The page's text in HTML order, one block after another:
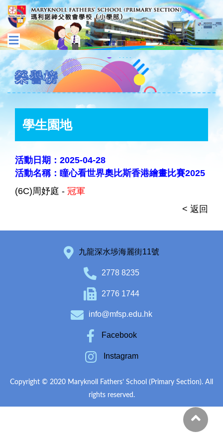
榮譽榜
學生園地
活動日期：2025-04-28
活動名稱：瞳心看世界奧比斯香港繪畫比賽2025
(6C)周妤庭 - 冠軍
< 返回
九龍深水埗海麗街11號
2778 8235
2776 1744
info@mfsp.edu.hk
Facebook
Instagram
Copyright © 2020 Maryknoll Fathers’ School (Primary Section). All
rights reserved.